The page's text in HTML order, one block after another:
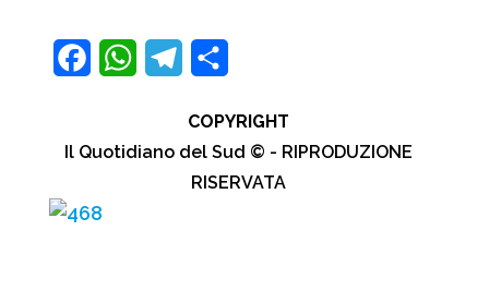
b
W
n
COPYRIGHT
Il Quotidiano del Sud © - RIPRODUZIONE
RISERVATA